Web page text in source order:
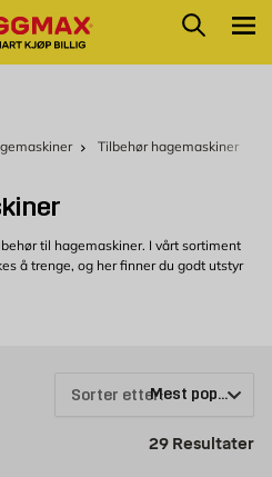
Søk
Tilbehør hagemaskiner
til hagemaskiner. I vårt sortiment
å trenge, og her finner du godt utstyr
Kom innom din nærmeste
for å finne ut hvilke hagemaskiner vi
Sorter etter:
29 Resultater